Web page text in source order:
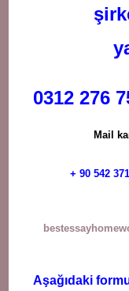
0312 276
Mail
+ 90 542
Aşağıdaki